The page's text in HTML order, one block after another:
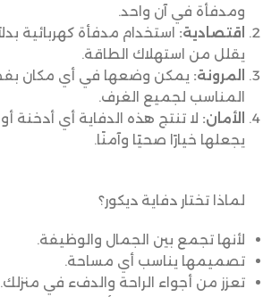
ومدفأة في آن واحد.
اقتصادية: استخدام مدفأة كهربائية
يقلل من استهلاك الطاقة.
المرونة: يمكن وضعها في أي مكان
المناسب لجميع الغرف.
الأمان: لا تنتج هذه الدفاية أي أدخنة
يجعلها خيارًا صحيًا وآمنًا.
لماذا تختار دفاية ديكور؟
لأنها تجمع بين الجمال والوظيفة.
تصميمها يناسب أي مساحة.
تعزز من أجواء الراحة والدفء في منزلك.